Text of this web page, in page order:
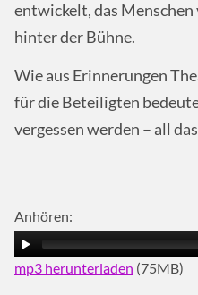
entwickelt, das
hinter der Bühne.
Wie aus Erinnerungen
für die Beteiligten
vergessen werden – all
Anhören:
mp3 herunterladen (75MB)